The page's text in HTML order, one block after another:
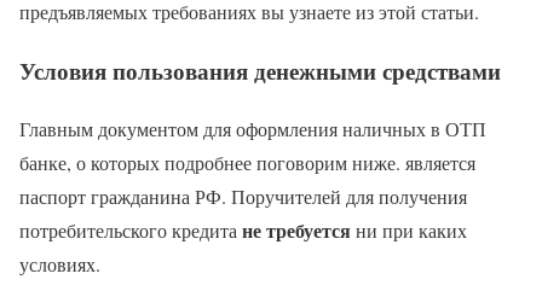
предъявляемых требованиях вы узнаете из этой статьи.
Условия пользования денежными средствами
Главным документом для оформления наличных в ОТП
банке, о которых подробнее поговорим ниже. является
паспорт гражданина РФ. Поручителей для получения
потребительского кредитане требуетсяни при каких
условиях.